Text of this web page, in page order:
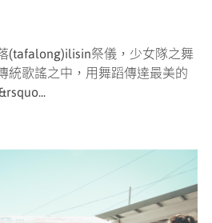
(tafalong)ilisin祭儀，少女隊之舞
統歌謠之中，用舞蹈傳達最美的